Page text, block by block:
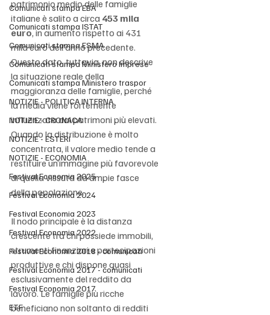
Comunicati stampa EBA
Comunicati stampa ISTAT
Comunicati stampa ESMA
Comunicati stampa Ministero Imprese
Comunicati stampa Ministero traspor
NOTIZIE - POLITICA INTERNA
NOTIZIE - CRONACA
NOTIZIE - ESTERI
NOTIZIE - ECONOMIA
Festival Economia 2025
Festival Economia 2024
Festival Economia 2023
Festival Economia 2022
Festival Economia 2018 - comunicati
Festival Economia 2017 - comunicati
Festival Economia 2017
ETF
patrimonio medio delle famiglie
italiane è salito a circa 453 mila
euro, in aumento rispetto ai 431
mila euro dell’anno precedente.
Questo dato, tuttavia, non descrive
la situazione reale della
maggioranza delle famiglie, perché
la media viene fortemente
influenzata dai patrimoni più elevati.
Quando la distribuzione è molto
concentrata, il valore medio tende a
restituire un’immagine più favorevole
di quella vissuta da ampie fasce
della popolazione.
Il nodo principale è la distanza
crescente tra chi possiede immobili,
strumenti finanziari e partecipazioni
produttive e chi dispone quasi
esclusivamente del reddito da
lavoro. Le famiglie più ricche
beneficiano non soltanto di redditi